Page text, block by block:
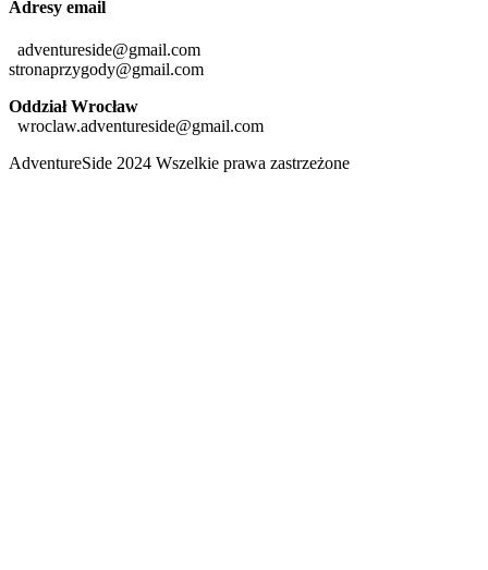
Adresy email
adventureside@gmail.com
stronaprzygody@gmail.com
Oddział Wrocław
wroclaw.adventureside@gmail.com
AdventureSide 2024 Wszelkie prawa zastrzeżone